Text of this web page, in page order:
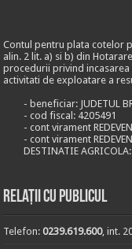
Contul pentru plata cotelor
alin. 2 lit. a) si b) din
procedurii privind
activitati de exploatare a
- beneficiar: JUDETUL
- cod fiscal: 4205491
- cont virament
- cont virament
DESTINATIE
Relații cu publicul
Telefon:0239.619.600, int.